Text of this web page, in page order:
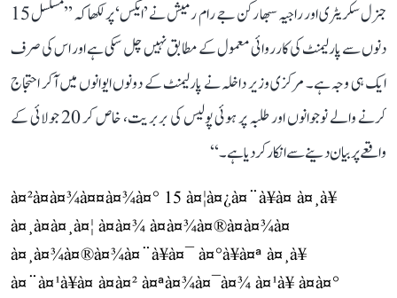
جنرل سکریٹری اور راجیہ سبھا رکن جے رام رمیش نے ’ایکس‘ پر لکھا کہ ’’مسلسل 15
دنوں سے پارلیمنٹ کی کارروائی معمول کے مطابق نہیں چل سکی ہے اور اس کی صرف
ایک ہی وجہ ہے۔ مرکزی وزیر داخلہ نے پارلیمنٹ کے دونوں ایوانوں میں آکر احتجاج
کرنے والے نوجوانوں اور طلبہ پر ہوئی پولیس کی بربریت، خاص کر 20 جولائی کے
واقعے پر بیان دینے سے انکار کر دیا ہے۔‘‘
à¤²à¤à¤¾à¤¤à¤¾à¤° 15 à¤¦à¤¿à¤¨à¥à¤ à¤¸à¥
à¤¸à¤à¤¸à¤¦ à¤à¤¾ à¤à¤¾à¤®à¤à¤¾à¤
à¤¸à¤¾à¤®à¤¾à¤¨à¥à¤¯ à¤°à¥à¤ª à¤¸à¥
à¤¨à¤¹à¥à¤ à¤à¤² à¤ªà¤¾à¤¯à¤¾ à¤¹à¥ à¤à¤°